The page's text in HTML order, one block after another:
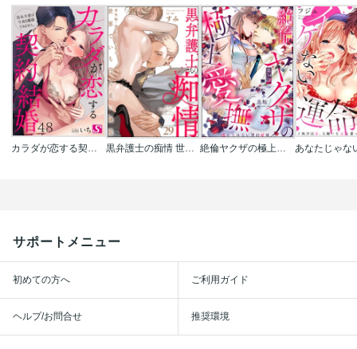
黒弁護士の痴情 世界でいちばん重い純愛(分冊版)
サポートメニュー
初めての方へ ご利用ガイド
ヘルプ/お問合せ 推奨環境